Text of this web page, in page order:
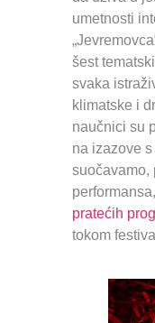
umetnosti
šest
svaka
klimatske i
naučnici su
na izazove
suočavamo,
pratećih
tokom